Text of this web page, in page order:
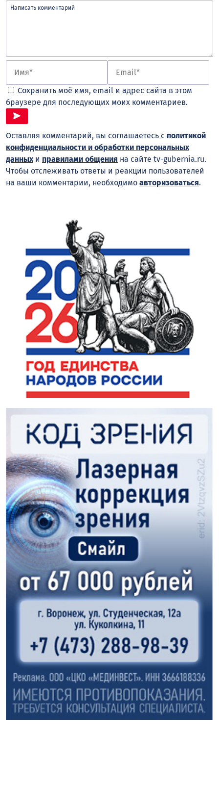
Сохранить моё имя, email и адрес сайта в этом
браузере для последующих моих комментариев.
Оставляя комментарий, вы соглашаетесь с политикой
конфиденциальности и обработки персональных
данныхи правилами общения на сайте tv-gubernia.ru.
Чтобы отслеживать ответы и реакции пользователей
на ваши комментарии, необходимо авторизоваться.